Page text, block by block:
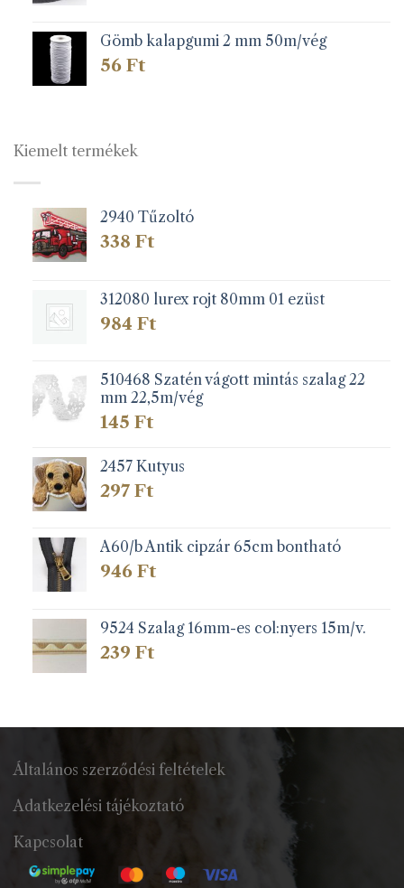
Gömb kalapgumi 2 mm 50m/vég
56 Ft
Kiemelt termékek
2940 Tűzoltó
338 Ft
312080 lurex rojt 80mm 01 ezüst
984 Ft
510468 Szatén vágott mintás szalag 22
mm 22,5m/vég
145 Ft
2457 Kutyus
297 Ft
A60/b Antik cipzár 65cm bontható
946 Ft
9524 Szalag 16mm-es col:nyers 15m/v.
239 Ft
Általános szerződési feltételek
Adatkezelési tájékoztató
Kapcsolat